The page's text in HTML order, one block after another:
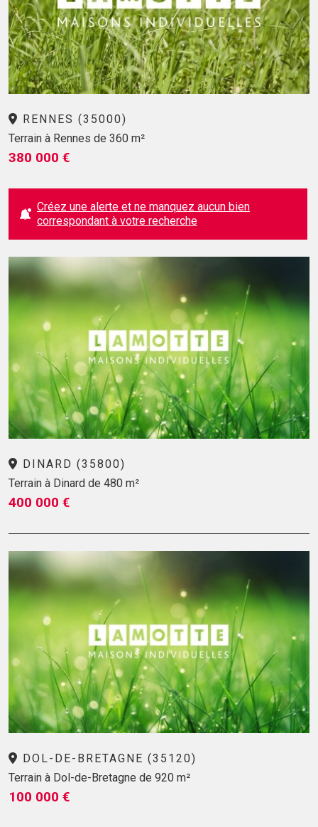
RENNES (35000)
Terrain à Rennes de 360 m²
380 000 €
Créez une alerte et ne manquez aucun bien
correspondant à votre recherche
DINARD (35800)
Terrain à Dinard de 480 m²
400 000 €
DOL-DE-BRETAGNE (35120)
Terrain à Dol-de-Bretagne de 920 m²
100 000 €